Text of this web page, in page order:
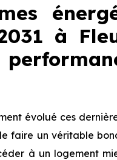
à
évolué ces
faire un véritable
à un logement